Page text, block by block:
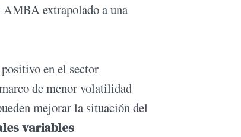
extrapolado a una
en el sector
de menor volatilidad
mejorar la situación del
variables